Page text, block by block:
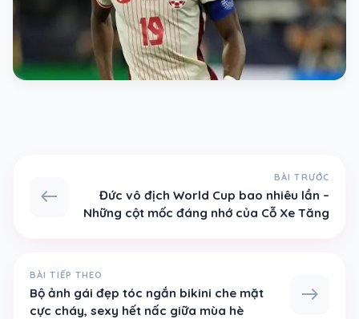
BÀI TRƯỚC
Đức vô địch World Cup bao nhiêu lần –
Những cột mốc đáng nhớ của Cỗ Xe Tăng
west
BÀI TIẾP THEO
Bộ ảnh gái đẹp tóc ngắn bikini che mặt
cực cháy, sexy hết nấc giữa mùa hè
east